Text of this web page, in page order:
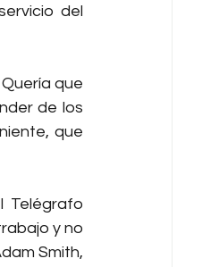
del
que
de los
que
Telégrafo
y no
Smith,